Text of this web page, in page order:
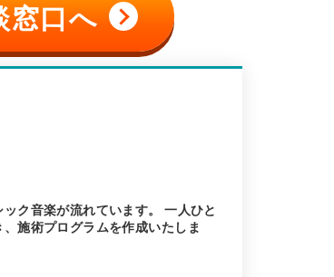
窓口へ
ク音楽が流れています。 一人ひと
施術プログラムを作成いたしま